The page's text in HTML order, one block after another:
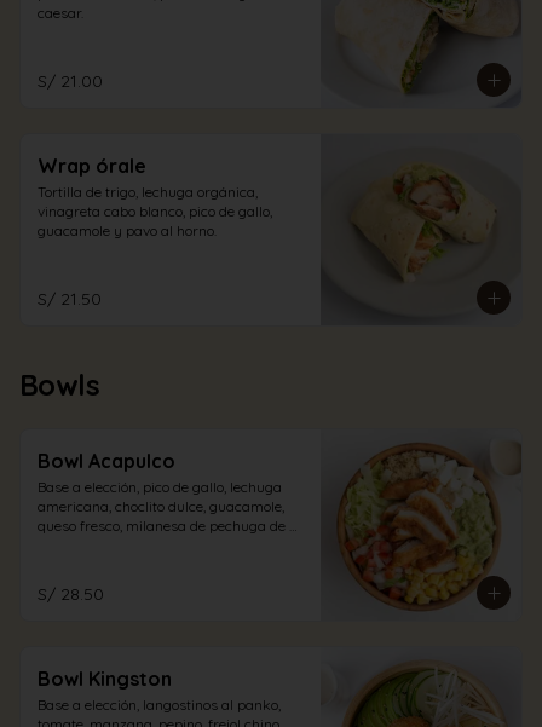
caesar.
S/ 21.00
Wrap órale
Tortilla de trigo, lechuga orgánica,
vinagreta cabo blanco, pico de gallo,
guacamole y pavo al horno.
S/ 21.50
Bowls
Bowl Acapulco
Base a elección, pico de gallo, lechuga
americana, choclito dulce, guacamole,
queso fresco, milanesa de pechuga de
S/ 28.50
Bowl Kingston
Base a elección, langostinos al panko,